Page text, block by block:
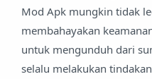
Mod Apk mungkin tidak
membahayakan
untuk mengunduh dari
selalu melakukan